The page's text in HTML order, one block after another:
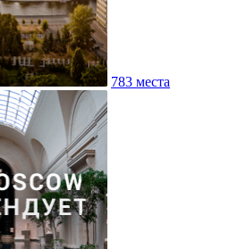
783 места